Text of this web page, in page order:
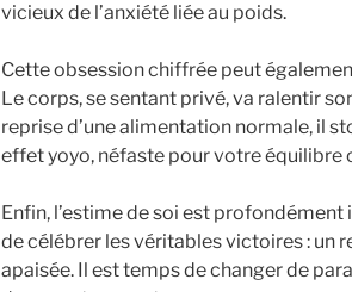
vicieux de l’anxiété liée au poids.
Cette obsession chiffrée peut
Le corps, se sentant privé, va ralentir
reprise d’une alimentation normale, il
effet yoyo, néfaste pour votre équilibre
Enfin, l’estime de soi est
de célébrer les véritables victoires : un
apaisée. Il est temps de changer de